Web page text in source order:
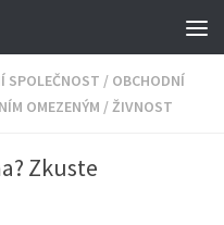
SPOLEČNOST / OBCHODNÍ
OMEZENÝM /ŽIVNOST
Zkuste